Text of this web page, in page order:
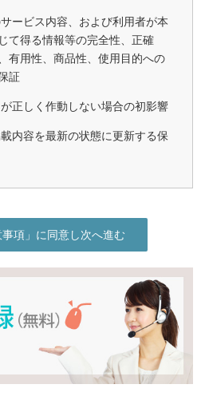
ービス内容、および利用者が本
て得る情報等の完全性、正確
有用性、商品性、使用目的への
証
正しく作動しない場合の初影響
内容を最新の状態に更新する保
事項」に同意し次へ進む